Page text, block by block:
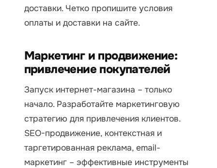
доставки. Четко пропишите условия
оплаты и доставки на сайте.
Маркетинг и продвижение:
привлечение покупателей
Запуск интернет-магазина – только
начало. Разработайте маркетинговую
стратегию для привлечения клиентов.
SEO-продвижение, контекстная и
таргетированная реклама, email-
маркетинг – эффективные инструменты